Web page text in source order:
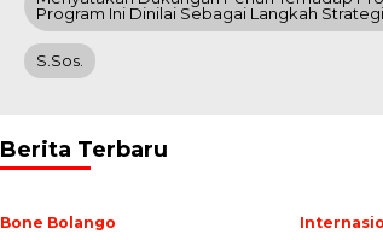
Program Ini Dinilai Sebagai Langkah
S.Sos.
Berita Terbaru
Bone Bolango